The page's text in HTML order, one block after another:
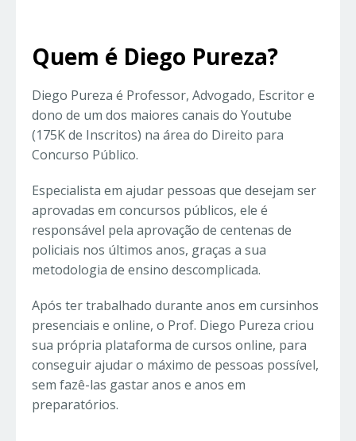
Quem é Diego Pureza?
Diego Pureza é Professor, Advogado, Escritor e
dono de um dos maiores canais do Youtube
(175K de Inscritos) na área do Direito para
Concurso Público.
Especialista em ajudar pessoas que desejam ser
aprovadas em concursos públicos, ele é
responsável pela aprovação de centenas de
policiais nos últimos anos, graças a sua
metodologia de ensino descomplicada.
Após ter trabalhado durante anos em cursinhos
presenciais e online, o Prof. Diego Pureza criou
sua própria plataforma de cursos online, para
conseguir ajudar o máximo de pessoas possível,
sem fazê-las gastar anos e anos em
preparatórios.